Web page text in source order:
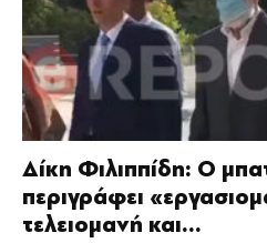
Δίκη Φιλιππίδη: Ο
περιγράφει
τελειομανή και...